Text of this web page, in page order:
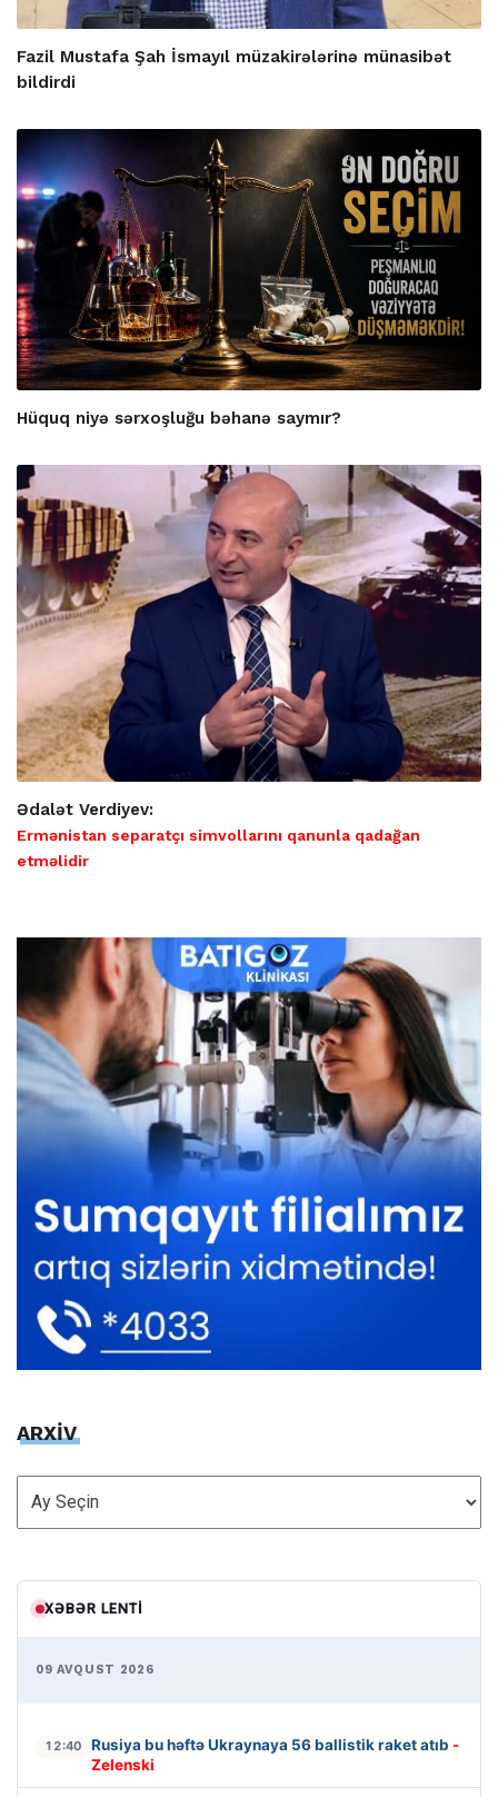
Fazil Mustafa Şah İsmayıl müzakirələrinə münasibət
bildirdi
Hüquq niyə sərxoşluğu bəhanə saymır?
Ədalət Verdiyev:
Ermənistan separatçı simvollarını qanunla qadağan
etməlidir
ARXİV
ARXİV
XƏBƏR LENTI
09 AVQUST 2026
12:40 Rusiya bu həftə Ukraynaya 56 ballistik raket atıb -
Zelenski